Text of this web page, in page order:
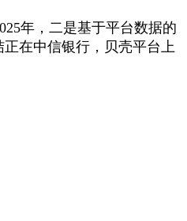
年，二是基于平台数据的
在中信银行，贝壳平台上